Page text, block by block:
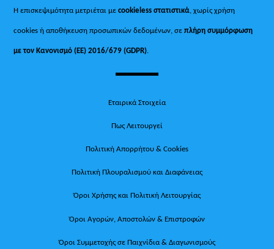
Η επισκεψιμότητα μετριέται μεcookieless στατιστικά, χωρίς χρήση
cookies ή αποθήκευση προσωπικών δεδομένων, σεπλήρη συμμόρφωση
με τον Κανονισμό (ΕΕ) 2016/679 (GDPR).
Εταιρικά Στοιχεία
Πως Λειτουργεί
Πολιτική Απορρήτου & Cookies
Πολιτική Πλουραλισμού και Διαφάνειας
Όροι Χρήσης και Πολιτική Λειτουργίας
Όροι Αγορών, Αποστολών & Επιστροφών
Όροι Συμμετοχής σε Παιχνίδια & Διαγωνισμούς